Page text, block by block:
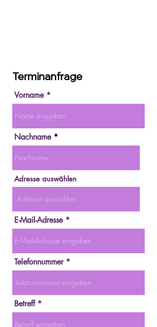
Terminanfrage
Vorname *
Nachname
Adresse auswählen
E-Mail-Adresse *
Telefonnummer *
Betreff *